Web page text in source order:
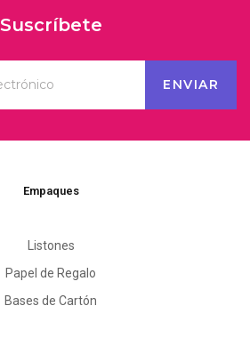
Suscríbete
Empaques
Listones
Papel de Regalo
Bases de Cartón